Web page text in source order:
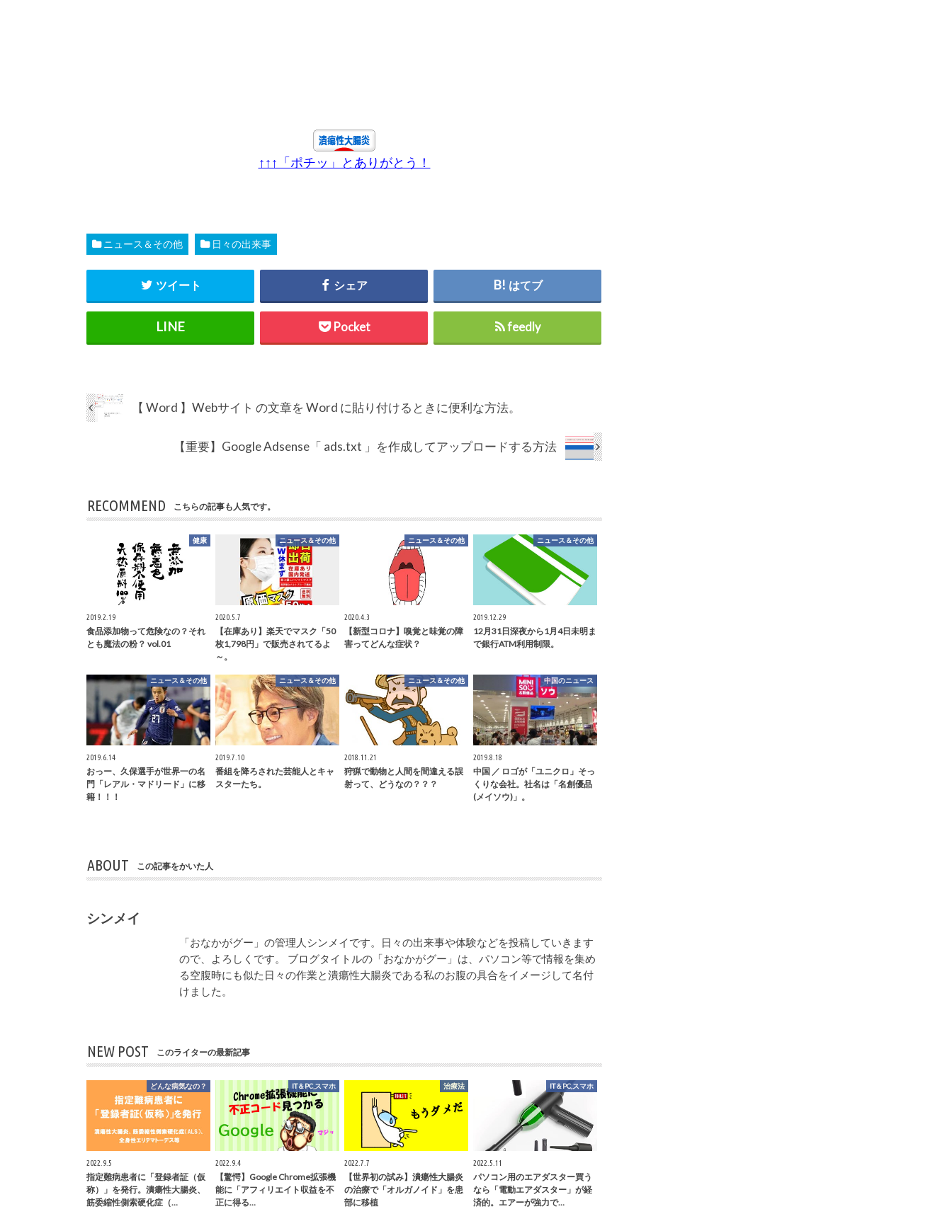
↑↑↑「ポチッ」とありがとう！
ニュース＆その他 日々の出来事
ツイート シェア はてブ
Pocket feedly
【 Word 】Webサイト の文章を Word に貼り付けるときに便利な方法。
【重要】Google Adsense「 ads.txt 」を作成してアップロードする方法
RECOMMEND こちらの記事も人気です。
健康
2019.2.19
食品添加物って危険なの？それ
とも魔法の粉？ vol.01
ニュース＆その他
2020.5.7
【在庫あり】楽天でマスク「50
枚1,798円」で販売されてるよ
～。
ニュース＆その他
2020.4.3
【新型コロナ】嗅覚と味覚の障
害ってどんな症状？
ニュース＆その他
2019.12.29
12月31日深夜から1月4日未明ま
で銀行ATM利用制限。
ニュース＆その他
2019.6.14
おっー、久保選手が世界一の名
門「レアル・マドリード」に移
籍！！！
ニュース＆その他
2019.7.10
番組を降ろされた芸能人とキャ
スターたち。
ニュース＆その他
2018.11.21
狩猟で動物と人間を間違える誤
射って、どうなの？？？
中国のニュース
2019.8.18
中国 ／ ロゴが「ユニクロ」そっ
くりな会社。社名は「名創優品
(メイソウ)」。
ABOUT この記事をかいた人
シンメイ
「おなかがグー」の管理人シンメイです。日々の出来事や体験などを投稿していきます
ので、よろしくです。 ブログタイトルの「おなかがグー」は、パソコン等で情報を集め
る空腹時にも似た日々の作業と潰瘍性大腸炎である私のお腹の具合をイメージして名付
けました。
NEW POST このライターの最新記事
どんな病気なの？
2022.9.5
指定難病患者に「登録者証（仮
称）」を発行。潰瘍性大腸炎、
筋委縮性側索硬化症（…
IT＆PC,スマホ
2022.9.4
【驚愕】Google Chrome拡張機
能に「アフィリエイト収益を不
正に得る…
治療法
2022.7.7
【世界初の試み】潰瘍性大腸炎
の治療で「オルガノイド」を患
部に移植
IT＆PC,スマホ
2022.5.11
パソコン用のエアダスター買う
なら「電動エアダスター」が経
済的。エアーが強力で…